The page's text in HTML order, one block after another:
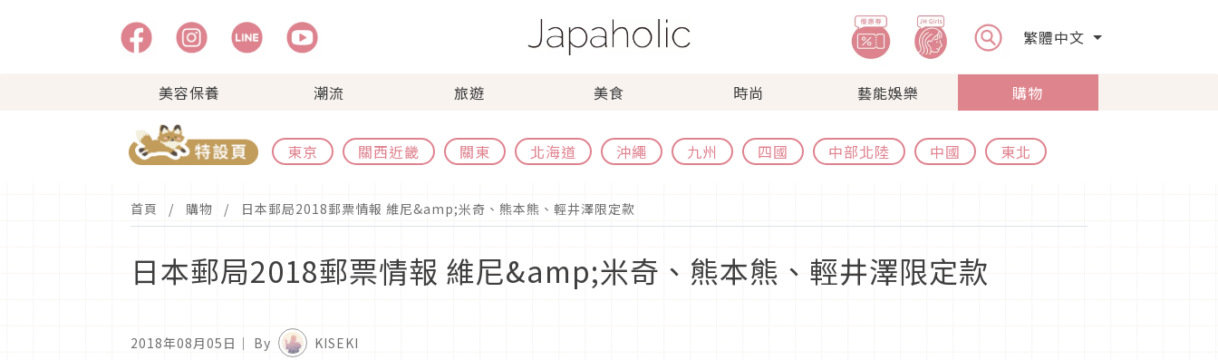
繁體中文
美容保養 潮流 旅遊 美食 時尚 藝能娛樂 購物
東京 關西近畿 關東 北海道 沖繩 九州 四國 中部北陸 中國 東北
首頁 購物 日本郵局2018郵票情報 維尼&amp;米奇、熊本熊、輕井澤限定款
日本郵局2018郵票情報 維尼&amp;米奇、熊本熊、輕井澤限定款
2018年08月05日 ｜ By KISEKI